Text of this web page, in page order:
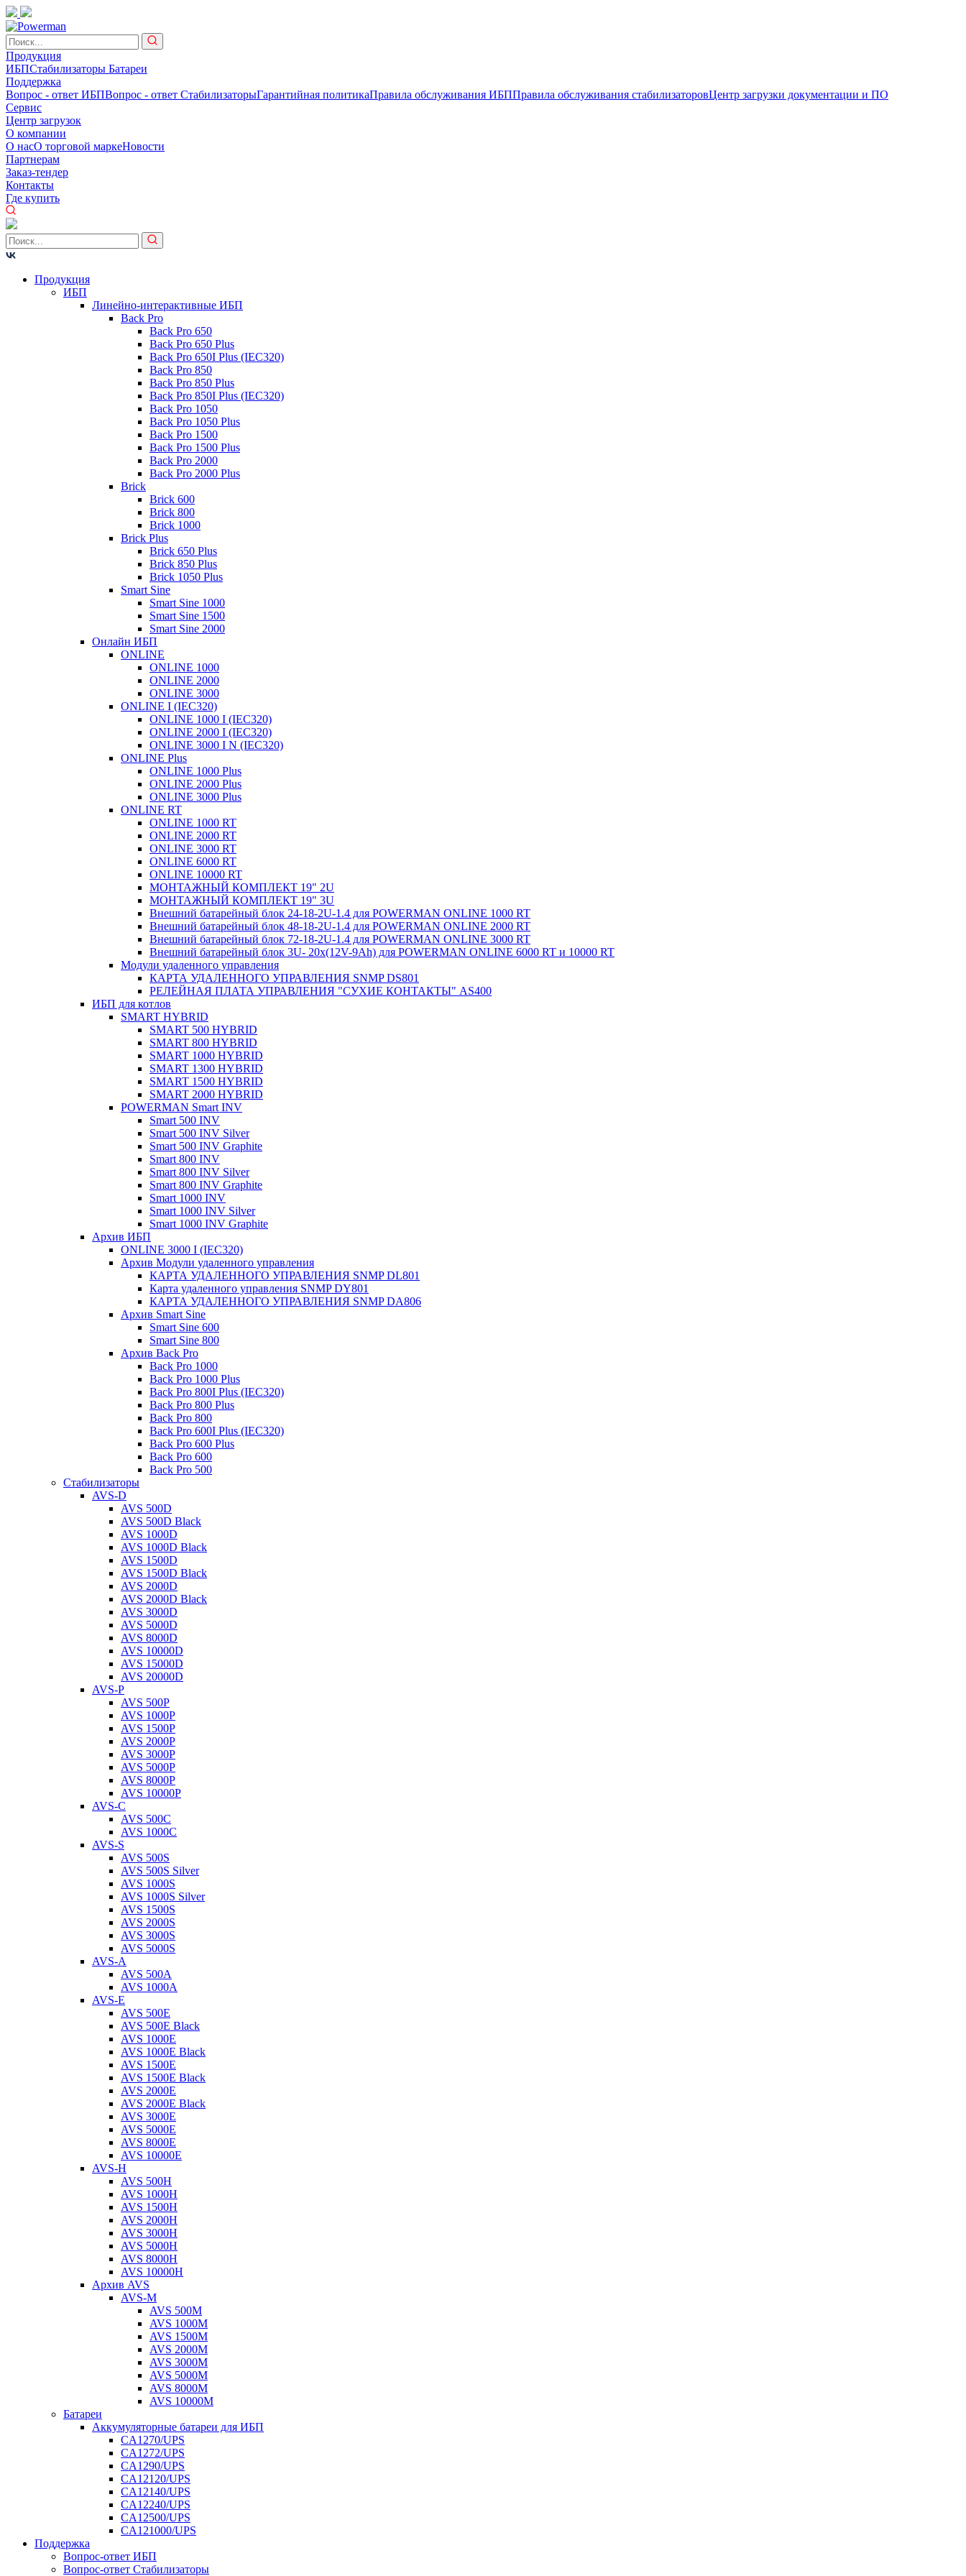
Продукция
ИБПСтабилизаторы Батареи
Поддержка
Вопрос - ответ ИБПВопрос - ответ СтабилизаторыГарантийная политикаПравила обслуживания ИБППравила обслуживания стабилизаторовЦентр загрузки документации и ПО
Сервис
Центр загрузок
О компании
О насО торговой маркеНовости
Партнерам
Заказ-тендер
Контакты
Где купить
Продукция
ИБП
Линейно-интерактивные ИБП
Back Pro
Back Pro 650
Back Pro 650 Plus
Back Pro 650I Plus (IEC320)
Back Pro 850
Back Pro 850 Plus
Back Pro 850I Plus (IEC320)
Back Pro 1050
Back Pro 1050 Plus
Back Pro 1500
Back Pro 1500 Plus
Back Pro 2000
Back Pro 2000 Plus
Brick
Brick 600
Brick 800
Brick 1000
Brick Plus
Brick 650 Plus
Brick 850 Plus
Brick 1050 Plus
Smart Sine
Smart Sine 1000
Smart Sine 1500
Smart Sine 2000
Онлайн ИБП
ONLINE
ONLINE 1000
ONLINE 2000
ONLINE 3000
ONLINE I (IEC320)
ONLINE 1000 I (IEC320)
ONLINE 2000 I (IEC320)
ONLINE 3000 I N (IEC320)
ONLINE Plus
ONLINE 1000 Plus
ONLINE 2000 Plus
ONLINE 3000 Plus
ONLINE RT
ONLINE 1000 RT
ONLINE 2000 RT
ONLINE 3000 RT
ONLINE 6000 RT
ONLINE 10000 RT
МОНТАЖНЫЙ КОМПЛЕКТ 19" 2U
МОНТАЖНЫЙ КОМПЛЕКТ 19" 3U
Внешний батарейный блок 24-18-2U-1.4 для POWERMAN ONLINE 1000 RT
Внешний батарейный блок 48-18-2U-1.4 для POWERMAN ONLINE 2000 RT
Внешний батарейный блок 72-18-2U-1.4 для POWERMAN ONLINE 3000 RT
Внешний батарейный блок 3U- 20x(12V-9Ah) для POWERMAN ONLINE 6000 RT и 10000 RT
Модули удаленного управления
КАРТА УДАЛЕННОГО УПРАВЛЕНИЯ SNMP DS801
РЕЛЕЙНАЯ ПЛАТА УПРАВЛЕНИЯ "СУХИЕ КОНТАКТЫ" AS400
ИБП для котлов
SMART HYBRID
SMART 500 HYBRID
SMART 800 HYBRID
SMART 1000 HYBRID
SMART 1300 HYBRID
SMART 1500 HYBRID
SMART 2000 HYBRID
POWERMAN Smart INV
Smart 500 INV
Smart 500 INV Silver
Smart 500 INV Graphite
Smart 800 INV
Smart 800 INV Silver
Smart 800 INV Graphite
Smart 1000 INV
Smart 1000 INV Silver
Smart 1000 INV Graphite
Архив ИБП
ONLINE 3000 I (IEC320)
Архив Модули удаленного управления
КАРТА УДАЛЕННОГО УПРАВЛЕНИЯ SNMP DL801
Карта удаленного управления SNMP DY801
КАРТА УДАЛЕННОГО УПРАВЛЕНИЯ SNMP DА806
Архив Smart Sine
Smart Sine 600
Smart Sine 800
Архив Back Pro
Back Pro 1000
Back Pro 1000 Plus
Back Pro 800I Plus (IEC320)
Back Pro 800 Plus
Back Pro 800
Back Pro 600I Plus (IEC320)
Back Pro 600 Plus
Back Pro 600
Back Pro 500
Стабилизаторы
AVS-D
AVS 500D
AVS 500D Black
AVS 1000D
AVS 1000D Black
AVS 1500D
AVS 1500D Black
AVS 2000D
AVS 2000D Black
AVS 3000D
AVS 5000D
AVS 8000D
AVS 10000D
AVS 15000D
AVS 20000D
AVS-P
AVS 500P
AVS 1000P
AVS 1500P
AVS 2000P
AVS 3000P
AVS 5000P
AVS 8000P
AVS 10000P
AVS-C
AVS 500C
AVS 1000C
AVS-S
AVS 500S
AVS 500S Silver
AVS 1000S
AVS 1000S Silver
AVS 1500S
AVS 2000S
AVS 3000S
AVS 5000S
AVS-A
AVS 500A
AVS 1000A
AVS-E
AVS 500E
AVS 500E Black
AVS 1000E
AVS 1000E Black
AVS 1500E
AVS 1500E Black
AVS 2000E
AVS 2000E Black
AVS 3000E
AVS 5000E
AVS 8000E
AVS 10000E
AVS-H
AVS 500H
AVS 1000H
AVS 1500H
AVS 2000H
AVS 3000H
AVS 5000H
AVS 8000H
AVS 10000H
Архив AVS
AVS-M
AVS 500M
AVS 1000M
AVS 1500M
AVS 2000M
AVS 3000M
AVS 5000M
AVS 8000M
AVS 10000M
Батареи
Аккумуляторные батареи для ИБП
CA1270/UPS
CA1272/UPS
CA1290/UPS
CA12120/UPS
CA12140/UPS
CA12240/UPS
CA12500/UPS
CA121000/UPS
Поддержка
Вопрос-ответ ИБП
Вопрос-ответ Стабилизаторы